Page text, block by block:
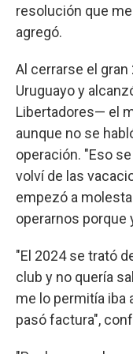
resolución que
agregó.
Al cerrarse el
Uruguayo y
Libertadores— el
aunque no se
operación. "Eso
volví de las
empezó a
operarnos porque
"El 2024 se trató
club y no quería
me lo permitía iba
pasó factura",